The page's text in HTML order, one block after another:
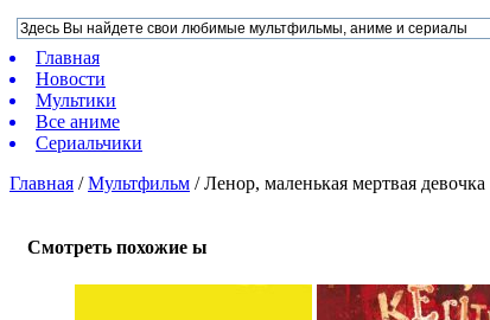
Главная
Новости
Мультики
Все аниме
Сериальчики
Главная /Мультфильм /Ленор, маленькая мертвая девочка
Смотреть похожие ы